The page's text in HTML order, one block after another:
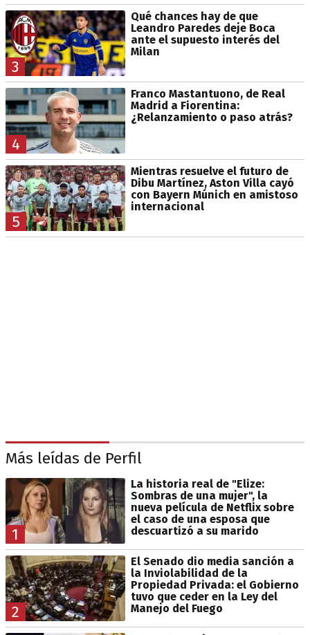
3
Qué chances hay de que
Leandro Paredes deje Boca
ante el supuesto interés del
Milan
4
Franco Mastantuono, de Real
Madrid a Fiorentina:
¿Relanzamiento o paso atrás?
5
Mientras resuelve el futuro de
Dibu Martínez, Aston Villa cayó
con Bayern Múnich en amistoso
internacional
Más leídas de Perfil
1
La historia real de "Elize:
Sombras de una mujer", la
nueva película de Netflix sobre
el caso de una esposa que
descuartizó a su marido
2
El Senado dio media sanción a
la Inviolabilidad de la
Propiedad Privada: el Gobierno
tuvo que ceder en la Ley del
Manejo del Fuego